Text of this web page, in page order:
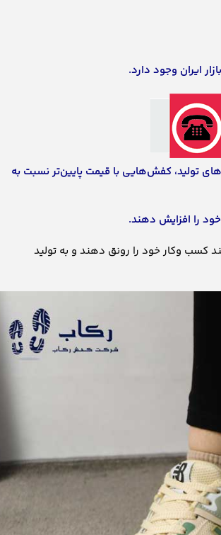
ایران وجود دارد.
تولید، کفش‌هایی با قیمت پایین‌تر نسبت به
را افزایش دهند.
کسب وکار خود را رونق دهند و به تولید